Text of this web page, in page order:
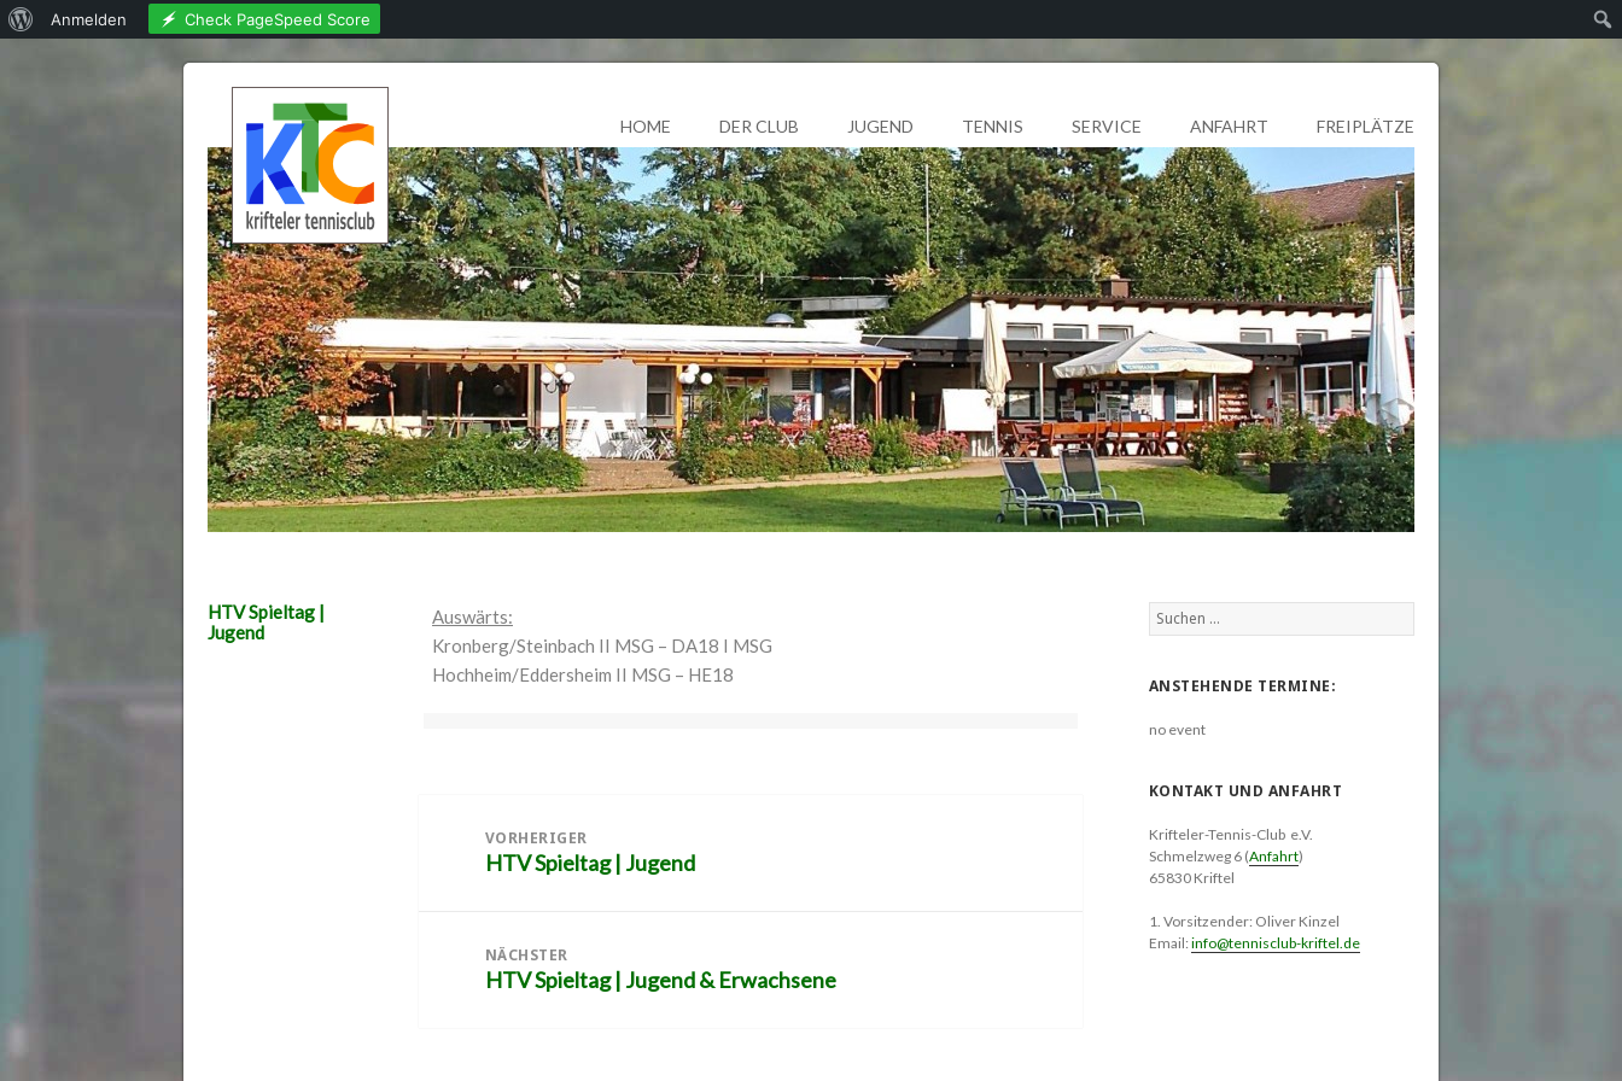
HOME DER CLUB JUGEND TENNIS SERVICE ANFAHRT FREIPLÄTZE
HTV Spieltag |
Jugend
Suchen
nach:
ANSTEHENDE TERMINE:
no event
KONTAKT UND ANFAHRT
Krifteler-Tennis-Club e.V.
Schmelzweg 6 (Anfahrt)
65830 Kriftel
1. Vorsitzender: Oliver Kinzel
Email: info@tennisclub-kriftel.de
Auswärts:
Kronberg/Steinbach II MSG – DA18 I MSG
Hochheim/Eddersheim II MSG – HE18
VORHERIGER
Vorheriger
HTV Spieltag | Jugend
NÄCHSTER
Nächster
HTV Spieltag | Jugend & Erwachsene
Über
Anmelden Check PageSpeed Score